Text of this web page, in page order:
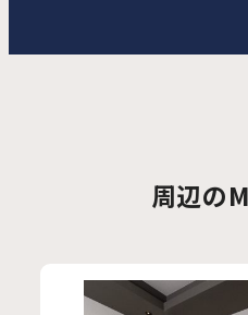
和牛を食べたい方にはす
周辺の